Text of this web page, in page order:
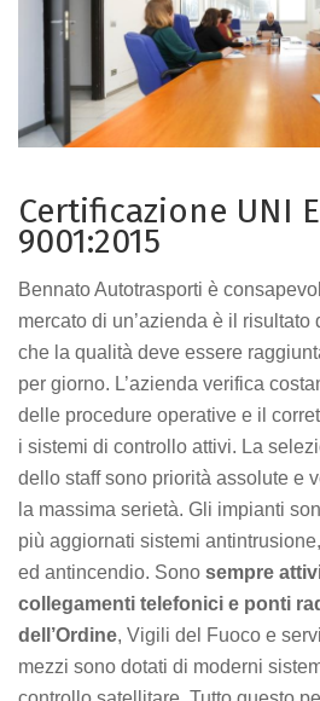
Certificazione UNI
9001:2015
Bennato Autotrasporti è
mercato di un’azienda è il
che la qualità deve essere
per giorno. L’azienda verifica
delle procedure operative e il
i sistemi di controllo attivi. La
dello staff sono priorità assolute e
la massima serietà. Gli impianti
più aggiornati sistemi
ed antincendio. Sono sempre
collegamenti telefonici e ponti
dell’Ordine, Vigili del Fuoco e
mezzi sono dotati di moderni